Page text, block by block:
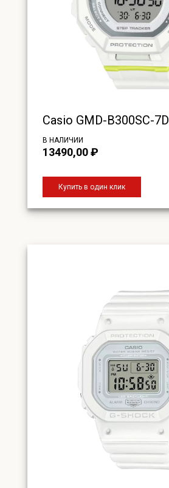
Casio GMD-B300SC-7D
В НАЛИЧИИ
13490,00₽
Купить в один клик